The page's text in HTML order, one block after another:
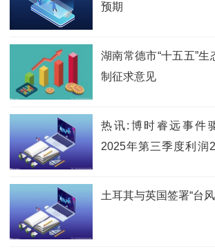
预期
湖南常德市“十五五”
制征求意见
热讯:博时睿远事件
2025年第三季度利润
土耳其与英国签署“台